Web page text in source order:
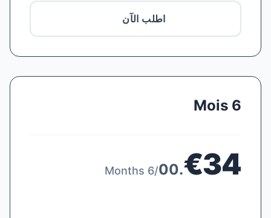
اطلب الآن
6 Mois
€34
.00
/6 Months